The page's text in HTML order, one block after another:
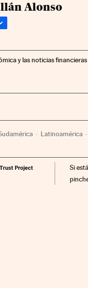
Alonso
y las noticias
Latinoamérica
Si